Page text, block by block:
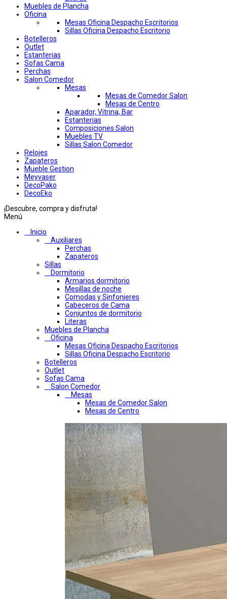
Muebles de Plancha
Oficina
Mesas Oficina Despacho Escritorios
Sillas Oficina Despacho Escritorio
Botelleros
Outlet
Estanterias
Sofas Cama
Perchas
Salon Comedor
Mesas
Mesas de Comedor Salon
Mesas de Centro
Aparador, Vitrina, Bar
Estanterias
Composiciones Salon
Muebles TV
Sillas Salon Comedor
Relojes
Zapateros
Mueble Gestion
Meyvaser
DecoPako
DecoEko
¡Descubre, compra y disfruta!
Menú
Inicio
Auxiliares
Perchas
Zapateros
Sillas
Dormitorio
Armarios dormitorio
Mesillas de noche
Comodas y Sinfonieres
Cabeceros de Cama
Conjuntos de dormitorio
Literas
Muebles de Plancha
Oficina
Mesas Oficina Despacho Escritorios
Sillas Oficina Despacho Escritorio
Botelleros
Outlet
Sofas Cama
Salon Comedor
Mesas
Mesas de Comedor Salon
Mesas de Centro